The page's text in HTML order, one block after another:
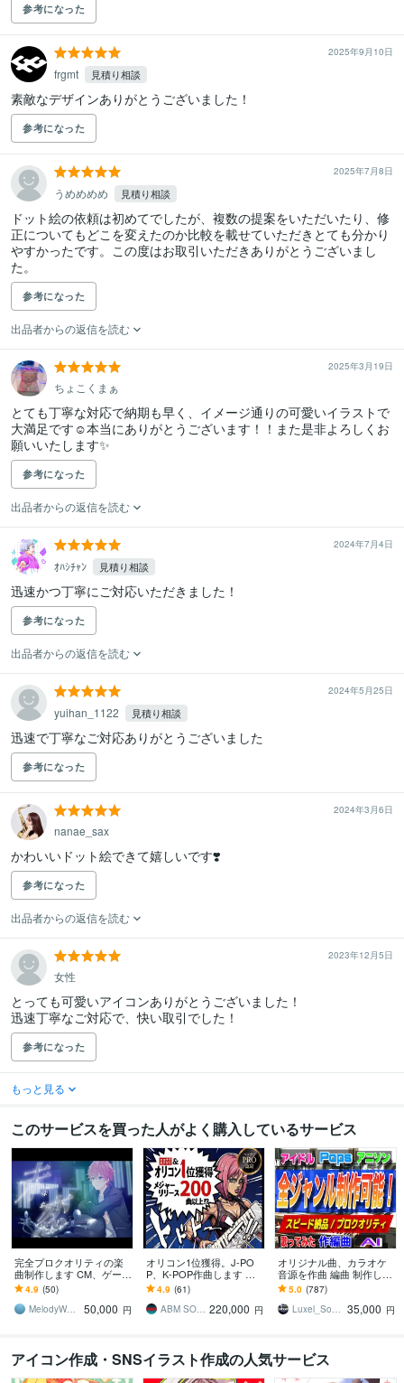
参考になった
2025年9月10日
frgmt 見積り相談
素敵なデザインありがとうございました！
参考になった
2025年7月8日
うめめめめ 見積り相談
ドット絵の依頼は初めてでしたが、複数の提案をいただいたり、修
正についてもどこを変えたのか比較を載せていただきとても分かり
やすかったです。この度はお取引いただきありがとうございまし
た。
参考になった
出品者からの返信を読む
2025年3月19日
ちょこくまぁ
とても丁寧な対応で納期も早く、イメージ通りの可愛いイラストで
大満足です☺️本当にありがとうございます！！また是非よろしくお
願いいたします✨
参考になった
出品者からの返信を読む
2024年7月4日
ｵﾊｼﾁｬﾝ 見積り相談
迅速かつ丁寧にご対応いただきました！
参考になった
出品者からの返信を読む
2024年5月25日
yuihan_1122 見積り相談
迅速で丁寧なご対応ありがとうございました
参考になった
2024年3月6日
nanae_sax
かわいいドット絵できて嬉しいです❣️
参考になった
出品者からの返信を読む
2023年12月5日
女性
とっても可愛いアイコンありがとうございました！
迅速丁寧なご対応で、快い取引でした！
参考になった
もっと見る
このサービスを買った人がよく購入しているサービス
完全プロクオリティの楽
曲制作します CM、ゲー
ム、オリコン実績など、
制作実績100曲以上。
4.9 (50)
MelodyWorks
50,000 円
オリコン1位獲得。J-PO
P、K-POP作曲します メ
ジャーレーベル同様、完
全プロクオリティで製作
します。
4.9 (61)
ABM SOUND 220,000 円
オリジナル曲、カラオケ
音源を作曲 編曲 制作しま
す 《プロによる本物クオ
リティ》《リーズナブル
価格》《迅速対応》
5.0 (787)
Luxel_Sound Designer 35,000 円
アイコン作成・SNSイラスト作成の人気サービス